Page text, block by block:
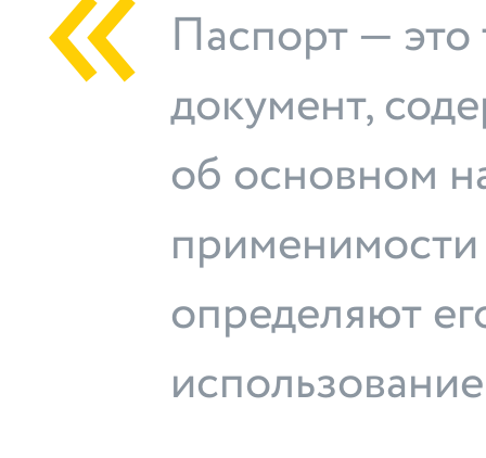
Паспорт — это
документ,
об основном
определяют